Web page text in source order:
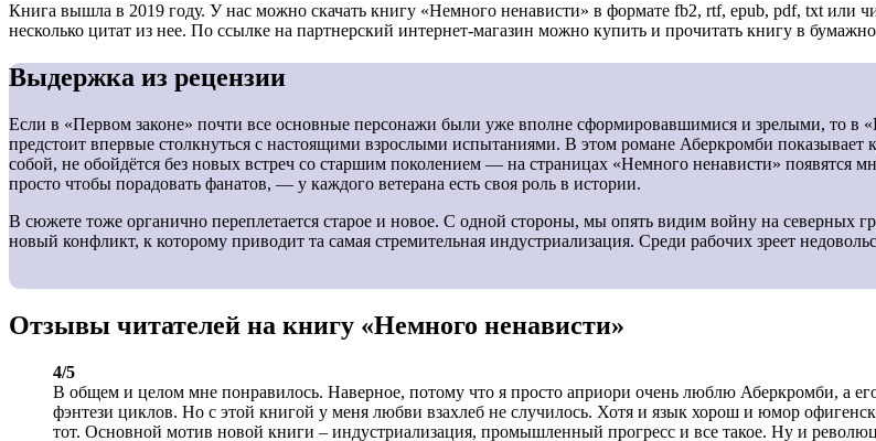
Книга вышла в 2019 году. У нас можно скачать книгу «Немного ненависти» в формате fb2, rtf, epub, pdf, txt или
несколько цитат из нее. По ссылке на партнерский интернет-магазин можно купить и прочитать книгу в
Выдержка из рецензии
Если в «Первом законе» почти все основные персонажи были уже вполне сформировавшимися и зрелыми, то
предстоит впервые столкнуться с настоящими взрослыми испытаниями. В этом романе Аберкромби показывает
собой, не обойдётся без новых встреч со старшим поколением — на страницах «Немного ненависти» появятся
просто чтобы порадовать фанатов, — у каждого ветерана есть своя роль в истории.
В сюжете тоже органично переплетается старое и новое. С одной стороны, мы опять видим войну на
новый конфликт, к которому приводит та самая стремительная индустриализация. Среди рабочих зреет
Отзывы читателей на книгу «Немного ненависти»
4/5
В общем и целом мне понравилось. Наверное, потому что я просто априори очень люблю Аберкромби, а
фэнтези циклов. Но с этой книгой у меня любви взахлеб не случилось. Хотя и язык хорош и юмор
тот. Основной мотив новой книги – индустриализация, промышленный прогресс и все такое. Ну и